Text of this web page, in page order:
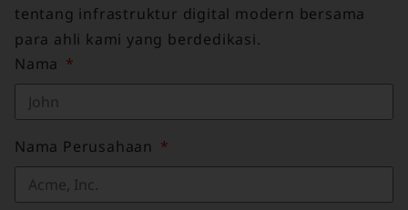
tentang infrastruktur digital modern bersama
para ahli kami yang berdedikasi.
Nama
Nama Perusahaan